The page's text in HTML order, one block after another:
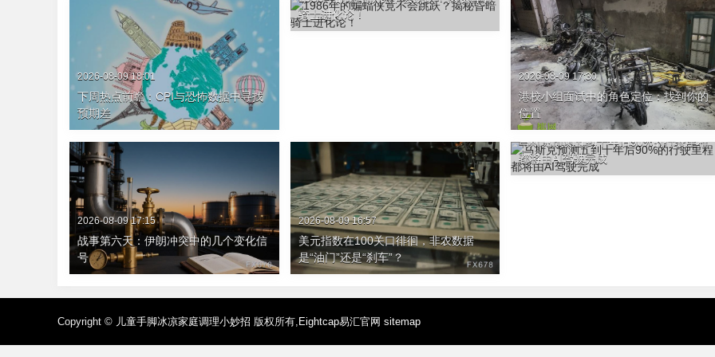
2026-08-09 18:01
下周热点前瞻：CPI与恐怖数据中寻找
预期差
骑士进化论！
2026-08-09 17:30
港校小组面试中的角色定位：找到你的
位置
2026-08-09 17:15
战事第六天：伊朗冲突中的几个变化信
号
2026-08-09 16:57
美元指数在100关口徘徊，非农数据
是“油门”还是“刹车”？
2026-08-09 15:34
马斯克预测五到十年后90%的行驶里程
都将由AI驾驶完成
Copyright © 儿童手脚冰凉家庭调理小妙招 版权所有, Eightcap易汇官网 sitemap